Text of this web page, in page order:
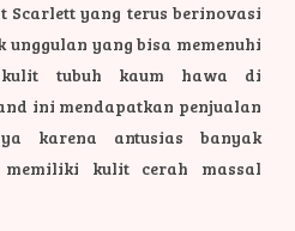
Scarlett yang terus berinovasi
yang bisa memenuhi
kulit tubuh kaum hawa di
ini mendapatkan penjualan
karena antusias banyak
kulit cerah massal